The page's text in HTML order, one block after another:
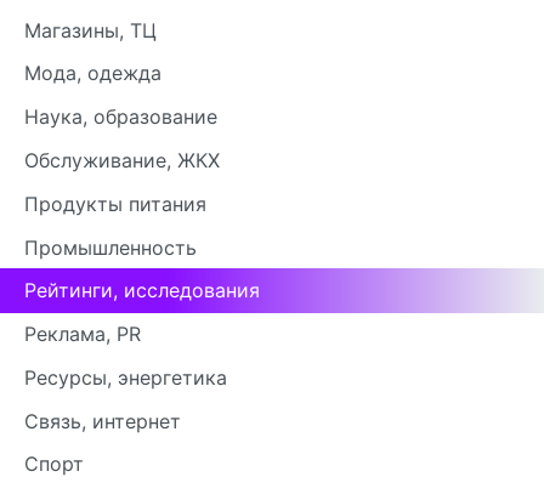
Магазины, ТЦ
Мода, одежда
Наука, образование
Обслуживание, ЖКХ
Продукты питания
Промышленность
Рейтинги, исследования
Реклама, PR
Ресурсы, энергетика
Связь, интернет
Спорт